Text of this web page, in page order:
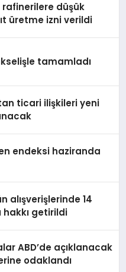
rafinerilere düşük
üretme izni verildi
tamamladı
ticari ilişkileri yeni
endeksi haziranda
alışverişlerinde 14
getirildi
ABD’de açıklanacak
odaklandı